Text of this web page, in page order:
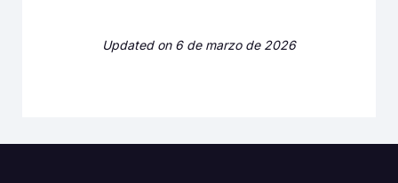
Updated on 6 de marzo de 2026